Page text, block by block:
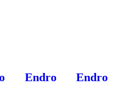
Endro
Endro